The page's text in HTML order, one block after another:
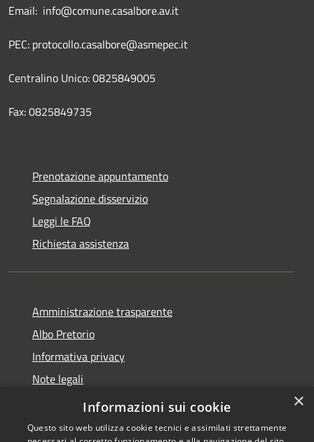
Email: info@comune.casalbore.av.it
PEC: protocollo.casalbore@asmepec.it
Centralino Unico: 0825849005
Fax: 0825849735
Prenotazione appuntamento
Segnalazione disservizio
Leggi le FAQ
Richiesta assistenza
Amministrazione trasparente
Albo Pretorio
Informativa privacy
Note legali
Dichiarazione di accessibilità
×
Informazioni sui cookie
Questo sito web utilizza cookie tecnici e assimilati strettamente